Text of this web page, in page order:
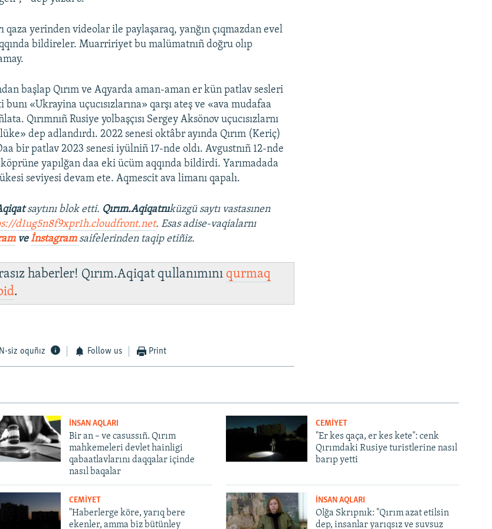
qaza yerinden videolar ile paylaşaraq, yanğın çıqmazdan evel
bildireler. Muarririyet bu malümatnıñ doğru olıp
başlap Qırım ve Aqyarda aman-aman er kün patlav sesleri
«Ukrayina uçucısızlarına» qarşı ateş ve «ava mudafaa
Qırımnıñ Rusiye yolbaşçısı Sergey Aksönov uçucısızlarnı
dep adlandırdı. 2022 senesi oktâbr ayında Qırım (Keriç)
bir patlav 2023 senesi iyülniñ 17-nde oldı. Avgustnıñ 12-nde
yapılğan daa eki ücüm aqqında bildirdi. Yarımadada
seviyesi devam ete. Aqmescit ava limanı qapalı.
saytını blok etti. Qırım.Aqiqatnıküzgü saytı vastasınen
d1ug5n8f9xpr1h.cloudfront.net. Esas adise-vaqialarnı
veİnstagram saifelerinden taqip etiñiz.
haberler! Qırım.Aqiqat qullanımını qurmaq
.
siz oquñız Follow us Print
İNSAN AQLARI
Bir an – ve casussıñ. Qırım
mahkemeleri devlet hainligi
qabaatlavlarını daqqalar içinde
nasıl baqalar
CEMİYET
"Er kes qaça, er kes kete": cenk
Qırımdaki Rusiye turistlerine nasıl
barıp yetti
CEMİYET
"Haberlerge köre, yarıq bere
ekenler, amma biz bütünley
İNSAN AQLARI
Olğa Skrıpnık: "Qırım azat etilsin
dep, insanlar yarıqsız ve suvsuz